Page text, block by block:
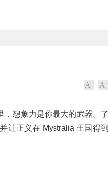
，想象力是你最大的武器。了
让正义在 Mystralia 王国得到